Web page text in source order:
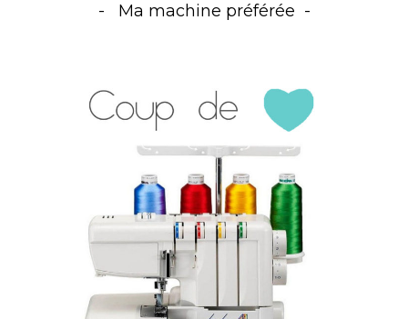
Ma machine préférée